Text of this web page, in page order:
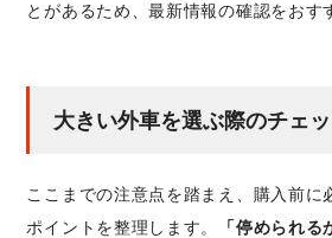
とがあるため、最新情報の確認をおす
大きい外車を選ぶ際のチェ
ここまでの注意点を踏まえ、購入前に
ポイントを整理します。
「停められ